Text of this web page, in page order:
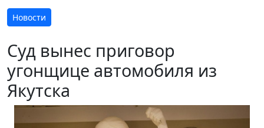
Новости
Суд вынес приговор
угонщице автомобиля из
Якутска